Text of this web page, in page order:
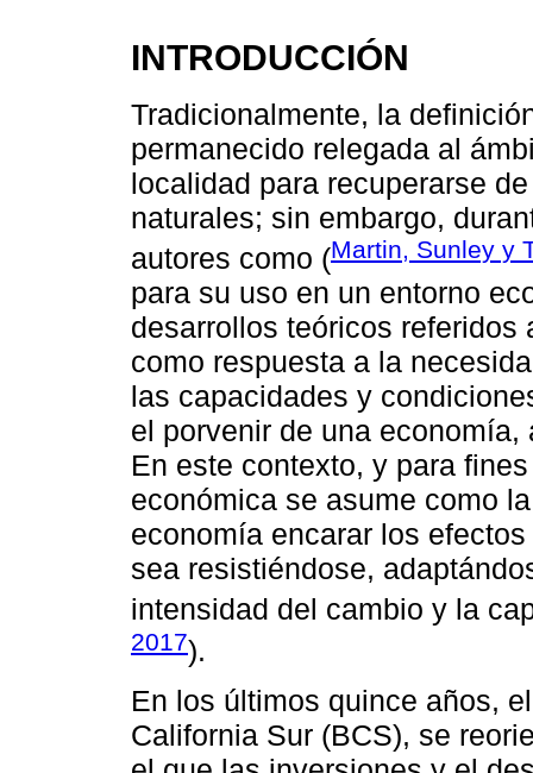
INTRODUCCIÓN
Tradicionalmente, la
permanecido relegada al
localidad para recuperarse
naturales; sin embargo,
autores como (Martin, Sunley y
para su uso en un entorno
desarrollos teóricos
como respuesta a la
las capacidades y
el porvenir de una
En este contexto, y para
económica se asume como
economía encarar los
sea resistiéndose,
intensidad del cambio y la
2017).
En los últimos quince años,
California Sur (BCS), se